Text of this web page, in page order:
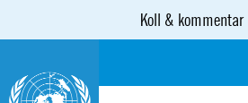
Koll & kommentar